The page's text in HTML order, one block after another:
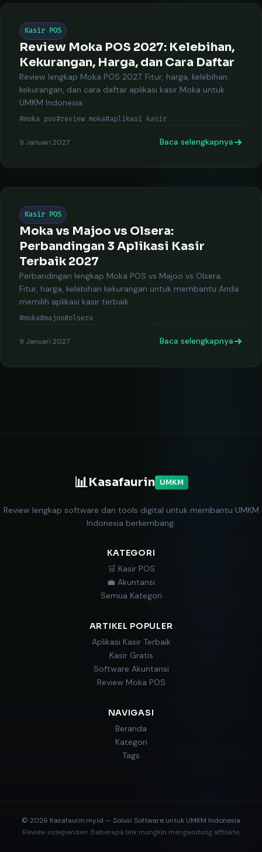
Kasir POS
Review Moka POS 2027: Kelebihan,
Kekurangan, Harga, dan Cara Daftar
Review lengkap Moka POS 2027. Fitur, harga, kelebihan
kekurangan, dan cara daftar aplikasi kasir Moka untuk
UMKM Indonesia.
#moka pos#review moka#aplikasi kasir
9 Januari 2027 Baca selengkapnya
Kasir POS
Moka vs Majoo vs Olsera:
Perbandingan 3 Aplikasi Kasir
Terbaik 2027
Perbandingan lengkap Moka POS vs Majoo vs Olsera.
Fitur, harga, kelebihan kekurangan untuk membantu Anda
memilih aplikasi kasir terbaik.
#moka#majoo#olsera
9 Januari 2027 Baca selengkapnya
📊Kasafaurin UMKM
Review lengkap software dan tools digital untuk membantu UMKM
Indonesia berkembang.
KATEGORI
🛒 Kasir POS
💼 Akuntansi
Semua Kategori
ARTIKEL POPULER
Aplikasi Kasir Terbaik
Kasir Gratis
Software Akuntansi
Review Moka POS
NAVIGASI
Beranda
Kategori
Tags
© 2026 Kasafaurin.my.id — Solusi Software untuk UMKM Indonesia
Review independen. Beberapa link mungkin mengandung affiliate.